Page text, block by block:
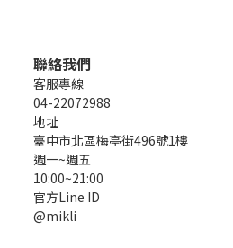
聯絡我們
客服專線
04-22072988
地址
臺中市北區梅亭街496號1樓
週一~週五
10:00~21:00
官方Line ID
@mikli